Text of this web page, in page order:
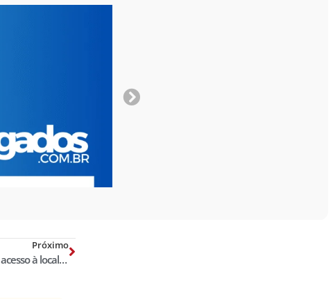
Próximo
ANPR defende que MP tenha acesso à localização de aparelhos celulares